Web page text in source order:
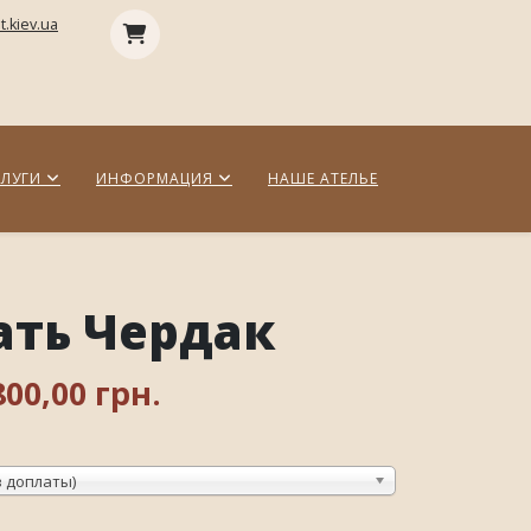
ИНФОРМАЦИЯ НАШЕ АТЕЛЬЕ
Чердак
грн.
доплаты)